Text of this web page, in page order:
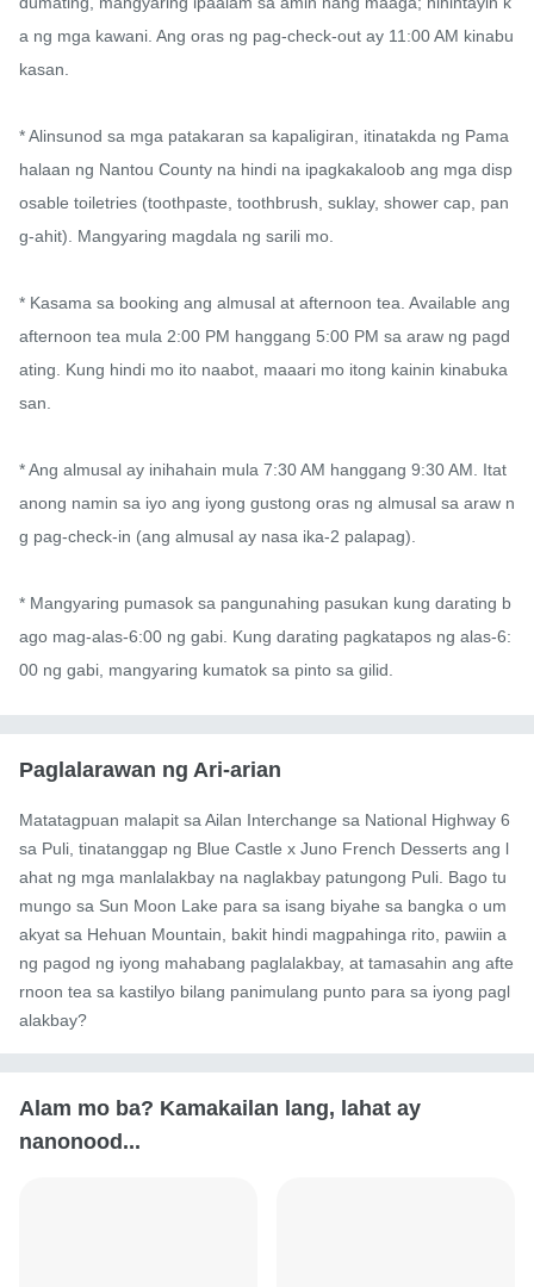
a ng mga kawani. Ang oras ng pag-check-out ay 11:00 AM kinabu
kasan.
* Alinsunod sa mga patakaran sa kapaligiran, itinatakda ng Pama
halaan ng Nantou County na hindi na ipagkakaloob ang mga disp
osable toiletries (toothpaste, toothbrush, suklay, shower cap, pan
g-ahit). Mangyaring magdala ng sarili mo.
* Kasama sa booking ang almusal at afternoon tea. Available ang
afternoon tea mula 2:00 PM hanggang 5:00 PM sa araw ng pagd
ating. Kung hindi mo ito naabot, maaari mo itong kainin kinabuka
san.
* Ang almusal ay inihahain mula 7:30 AM hanggang 9:30 AM. Itat
anong namin sa iyo ang iyong gustong oras ng almusal sa araw n
g pag-check-in (ang almusal ay nasa ika-2 palapag).
* Mangyaring pumasok sa pangunahing pasukan kung darating b
ago mag-alas-6:00 ng gabi. Kung darating pagkatapos ng alas-6:
00 ng gabi, mangyaring kumatok sa pinto sa gilid.
Paglalarawan ng Ari-arian
Matatagpuan malapit sa Ailan Interchange sa National Highway 6
sa Puli, tinatanggap ng Blue Castle x Juno French Desserts ang l
ahat ng mga manlalakbay na naglakbay patungong Puli. Bago tu
mungo sa Sun Moon Lake para sa isang biyahe sa bangka o um
akyat sa Hehuan Mountain, bakit hindi magpahinga rito, pawiin a
ng pagod ng iyong mahabang paglalakbay, at tamasahin ang afte
rnoon tea sa kastilyo bilang panimulang punto para sa iyong pagl
alakbay?
Alam mo ba? Kamakailan lang, lahat ay
nanonood...